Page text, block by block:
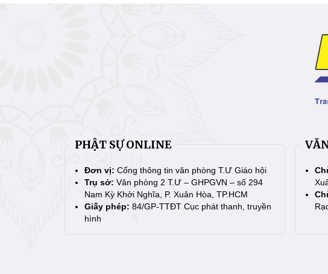
PHẬT SỰ ONLINE
Đơn vị: Cổng thông tin văn phòng T.Ư Giáo hội
Trụ sở: Văn phòng 2 T.Ư – GHPGVN – số 294
Nam Kỳ Khởi Nghĩa, P. Xuân Hòa, TP.HCM
Giấy phép: 84/GP-TTĐT Cục phát thanh, truyền
hình